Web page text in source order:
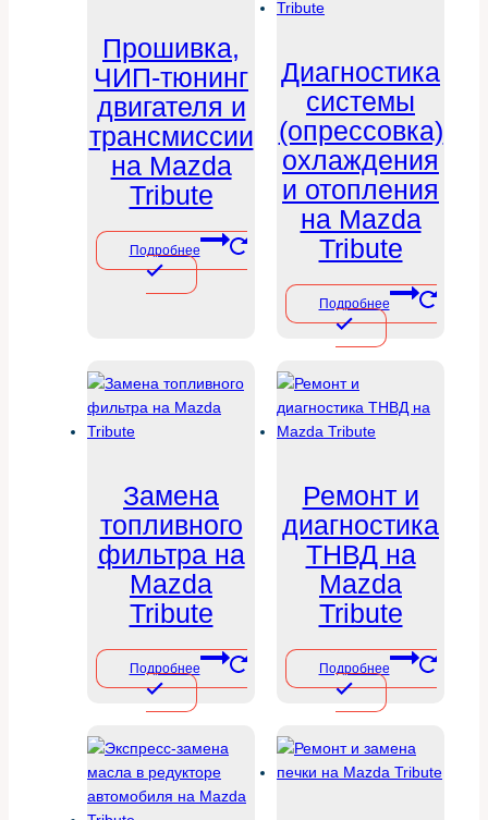
Прошивка,
ЧИП-тюнинг
двигателя и
трансмиссии
на Mazda
Tribute
Подробнее
Диагностика
системы
(опрессовка)
охлаждения
и отопления
на Mazda
Tribute
Подробнее
Замена
топливного
фильтра на
Mazda
Tribute
Подробнее
Ремонт и
диагностика
ТНВД на
Mazda
Tribute
Подробнее